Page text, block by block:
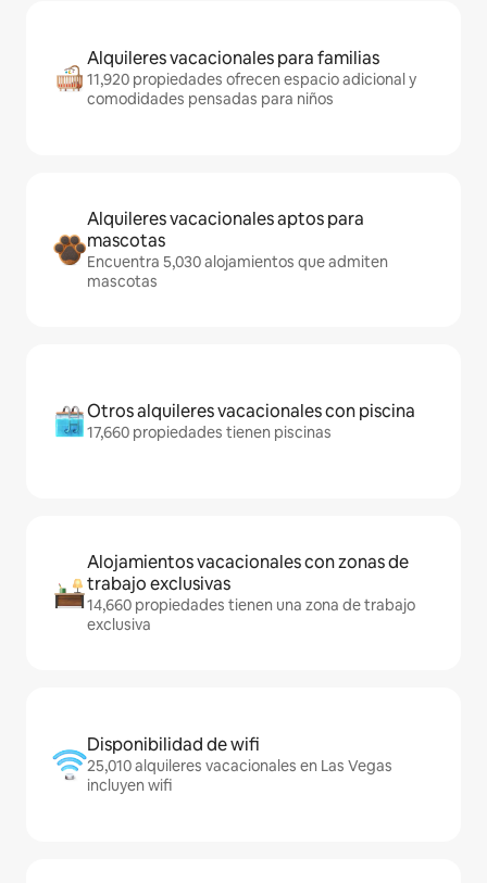
Alquileres vacacionales para familias
11,920 propiedades ofrecen espacio adicional y
comodidades pensadas para niños
Alquileres vacacionales aptos para
mascotas
Encuentra 5,030 alojamientos que admiten
mascotas
Otros alquileres vacacionales con piscina
17,660 propiedades tienen piscinas
Alojamientos vacacionales con zonas de
trabajo exclusivas
14,660 propiedades tienen una zona de trabajo
exclusiva
Disponibilidad de wifi
25,010 alquileres vacacionales en Las Vegas
incluyen wifi